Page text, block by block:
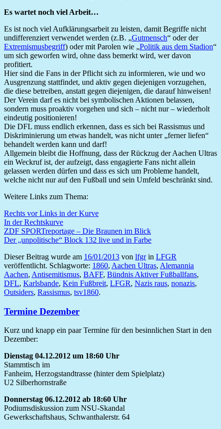
Es wartet noch viel Arbeit…
Es ist noch viel Aufklärungsarbeit zu leisten, damit Begriffe nicht
undifferenziert verwendet werden (z.B. „Gutmensch“ oder der
Extremismusbegriff) oder mit Parolen wie „Politik aus dem Stadion“
um sich geworfen wird, ohne dass bemerkt wird, wer davon
profitiert.
Hier sind die Fans in der Pflicht sich zu informieren, wie und wo
Ausgrenzung stattfindet, und aktiv gegen diejenigen vorzugehen,
die diese betreiben, anstatt gegen diejenigen, die darauf hinweisen!
Der Verein darf es nicht bei symbolischen Aktionen belassen,
sondern muss proaktiv vorgehen und sich – nicht nur – wiederholt
eindeutig positionieren!
Die DFL muss endlich erkennen, dass es sich bei Rassismus und
Diskriminierung um etwas handelt, was nicht unter „ferner liefen“
behandelt werden kann und darf!
Allgemein bleibt die Hoffnung, dass der Rückzug der Aachen Ultras
ein Weckruf ist, der aufzeigt, dass engagierte Fans nicht allein
gelassen werden dürfen und dass es sich um Probleme handelt,
welche nicht nur auf den Fußball und sein Umfeld beschränkt sind.
Weitere Links zum Thema:
Rechts vor Links in der Kurve
In der Rechtskurve
ZDF SPORTreportage – Die Braunen im Blick
Der „unpolitische“ Block 132 live und in Farbe
Dieser Beitrag wurde am 16/01/2013 von lfgrin LFGR
veröffentlicht. Schlagworte: 1860, Aachen Ultras, Alemannia
Aachen, Antisemitismus, BAFF, Bündnis Aktiver Fußballfans,
DFL, Karlsbande, Kein Fußbreit, LFGR, Nazis raus, nonazis,
Outsiders, Rassismus, tsv1860.
Termine Dezember
Kurz und knapp ein paar Termine für den besinnlichen Start in den
Dezember:
Dienstag 04.12.2012 um 18:60 Uhr
Stammtisch im
Fanheim, Herzogstandtrasse (hinter dem Spielplatz)
U2 Silberhornstraße
Donnerstag 06.12.2012 ab 18:60 Uhr
Podiumsdiskussion zum NSU-Skandal
Gewerkschaftshaus, Schwanthalerstr. 64